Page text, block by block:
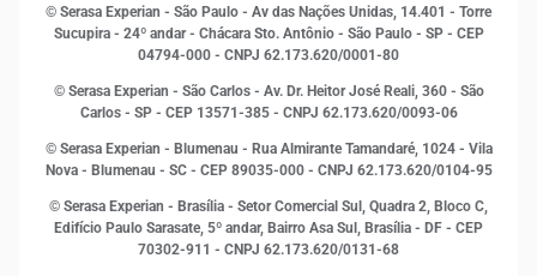
Inovação e Tecnologia
Leis e impostos
Marketing
Open Finance
Proteção de Dados
Sustentabilidade Corporativa
© Serasa Experian - São Paulo - Av das Nações Unidas, 14.401 - Torre
Sucupira - 24º andar - Chácara Sto. Antônio - São Paulo - SP - CEP
04794-000 - CNPJ 62.173.620/0001-80
© Serasa Experian - São Carlos - Av. Dr. Heitor José Reali, 360 - São
Carlos - SP - CEP 13571-385 - CNPJ 62.173.620/0093-06
© Serasa Experian - Blumenau - Rua Almirante Tamandaré, 1024 - Vila
Nova - Blumenau - SC - CEP 89035-000 - CNPJ 62.173.620/0104-95
© Serasa Experian - Brasília - Setor Comercial Sul, Quadra 2, Bloco C,
Edifício Paulo Sarasate, 5º andar, Bairro Asa Sul, Brasília - DF - CEP
70302-911 - CNPJ 62.173.620/0131-68